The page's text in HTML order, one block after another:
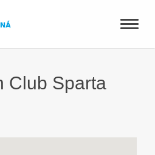
Toggle
Club Sparta